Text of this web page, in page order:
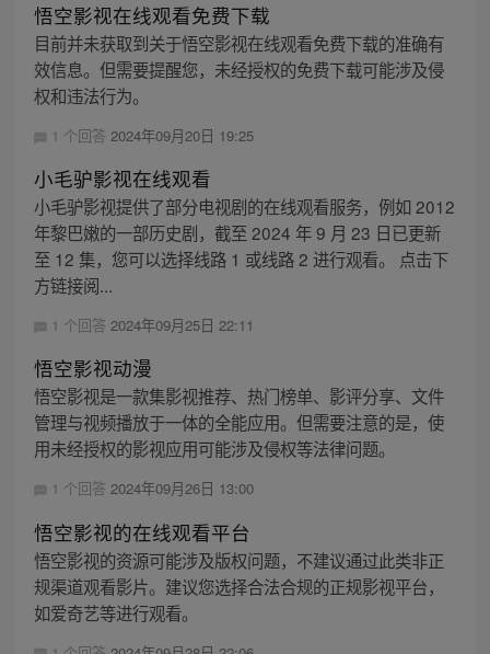
悟空影视在线观看免费下载
目前并未获取到关于悟空影视在线观看免费下载的准确有
效信息。但需要提醒您，未经授权的免费下载可能涉及侵
权和违法行为。
1 个回答 2024年09月20日 19:25
小毛驴影视在线观看
小毛驴影视提供了部分电视剧的在线观看服务，例如 2012
年黎巴嫩的一部历史剧，截至 2024 年 9 月 23 日已更新
至 12 集，您可以选择线路 1 或线路 2 进行观看。 点击下
方链接阅...
1 个回答 2024年09月25日 22:11
悟空影视动漫
悟空影视是一款集影视推荐、热门榜单、影评分享、文件
管理与视频播放于一体的全能应用。但需要注意的是，使
用未经授权的影视应用可能涉及侵权等法律问题。
1 个回答 2024年09月26日 13:00
悟空影视的在线观看平台
悟空影视的资源可能涉及版权问题，不建议通过此类非正
规渠道观看影片。建议您选择合法合规的正规影视平台，
如爱奇艺等进行观看。